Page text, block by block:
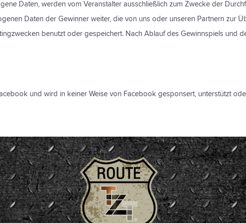
Daten, werden vom Veranstalter ausschließlich zum Zwecke der
Daten der Gewinner weiter, die von uns oder unseren Partnern zur
benutzt oder gespeichert. Nach Ablauf des Gewinnspiels und
und wird in keiner Weise von Facebook gesponsert, unterstützt